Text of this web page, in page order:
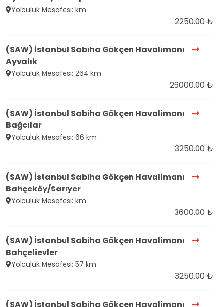
Yolculuk Mesafesi: km
2250.00 ₺
(SAW) İstanbul Sabiha Gökçen Havalimanı
Ayvalık
Yolculuk Mesafesi: 264 km
26000.00 ₺
(SAW) İstanbul Sabiha Gökçen Havalimanı
Bağcılar
Yolculuk Mesafesi: 66 km
3250.00 ₺
(SAW) İstanbul Sabiha Gökçen Havalimanı
Bahçeköy/Sarıyer
Yolculuk Mesafesi: km
3600.00 ₺
(SAW) İstanbul Sabiha Gökçen Havalimanı
Bahçelievler
Yolculuk Mesafesi: 57 km
3250.00 ₺
(SAW) İstanbul Sabiha Gökçen Havalimanı